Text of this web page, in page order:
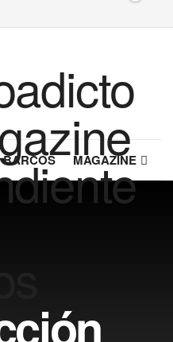
BARCOS MAGAZINE